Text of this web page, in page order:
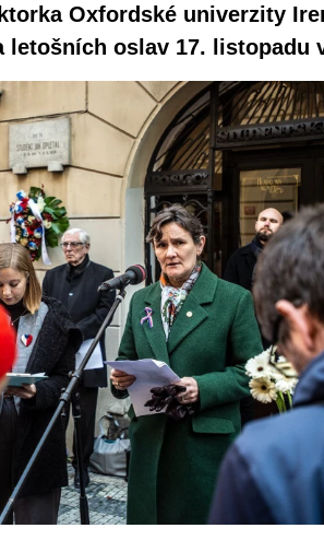
Oxfordské univerzity
letošních oslav 17. listopadu